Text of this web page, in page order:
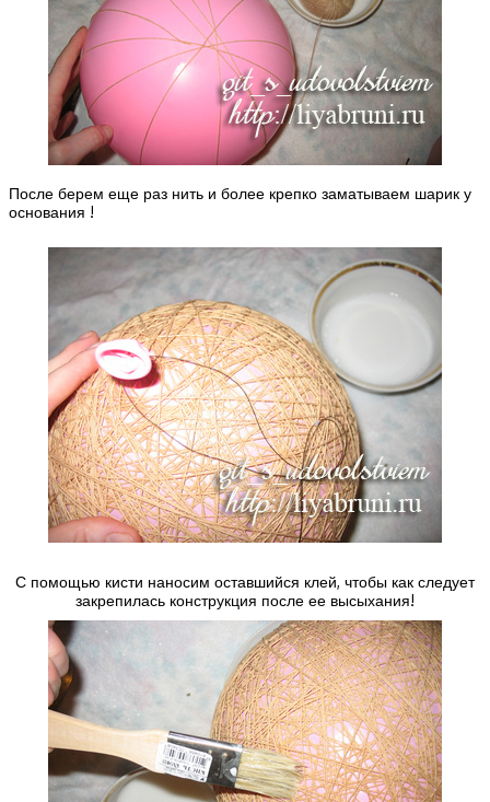
После берем еще раз нить и более крепко заматываем шарик у
основания !
С помощью кисти наносим оставшийся клей, чтобы как следует
закрепилась конструкция после ее высыхания!